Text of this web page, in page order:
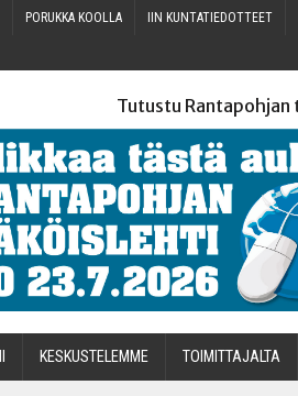
PORUK­KA KOOLLA IIN KUN­TA­TIE­DOT­TEET
Tutustu
KES­KUS­TE­LEM­ME TOI­MIT­TA­JAL­TA